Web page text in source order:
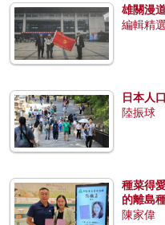
雄關漫
編輯精選
日本人
陸振球
種菜得
的離島
陳家偉